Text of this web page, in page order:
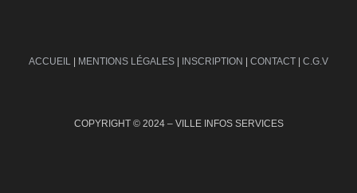
ACCUEIL | MENTIONS LÉGALES | INSCRIPTION | CONTACT | C.G.V
COPYRIGHT © 2024 – VILLE INFOS SERVICES